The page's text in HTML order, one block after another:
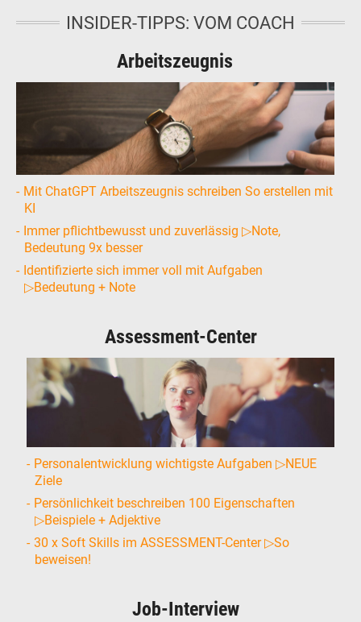
INSIDER-TIPPS: VOM COACH
Arbeitszeugnis
Mit ChatGPT Arbeitszeugnis schreiben So erstellen mit
KI
Immer pflichtbewusst und zuverlässig ▷Note,
Bedeutung 9x besser
Identifizierte sich immer voll mit Aufgaben
▷Bedeutung + Note
Assessment-Center
Personalentwicklung wichtigste Aufgaben ▷NEUE
Ziele
Persönlichkeit beschreiben 100 Eigenschaften
▷Beispiele + Adjektive
30 x Soft Skills im ASSESSMENT-Center ▷So
beweisen!
Job-Interview